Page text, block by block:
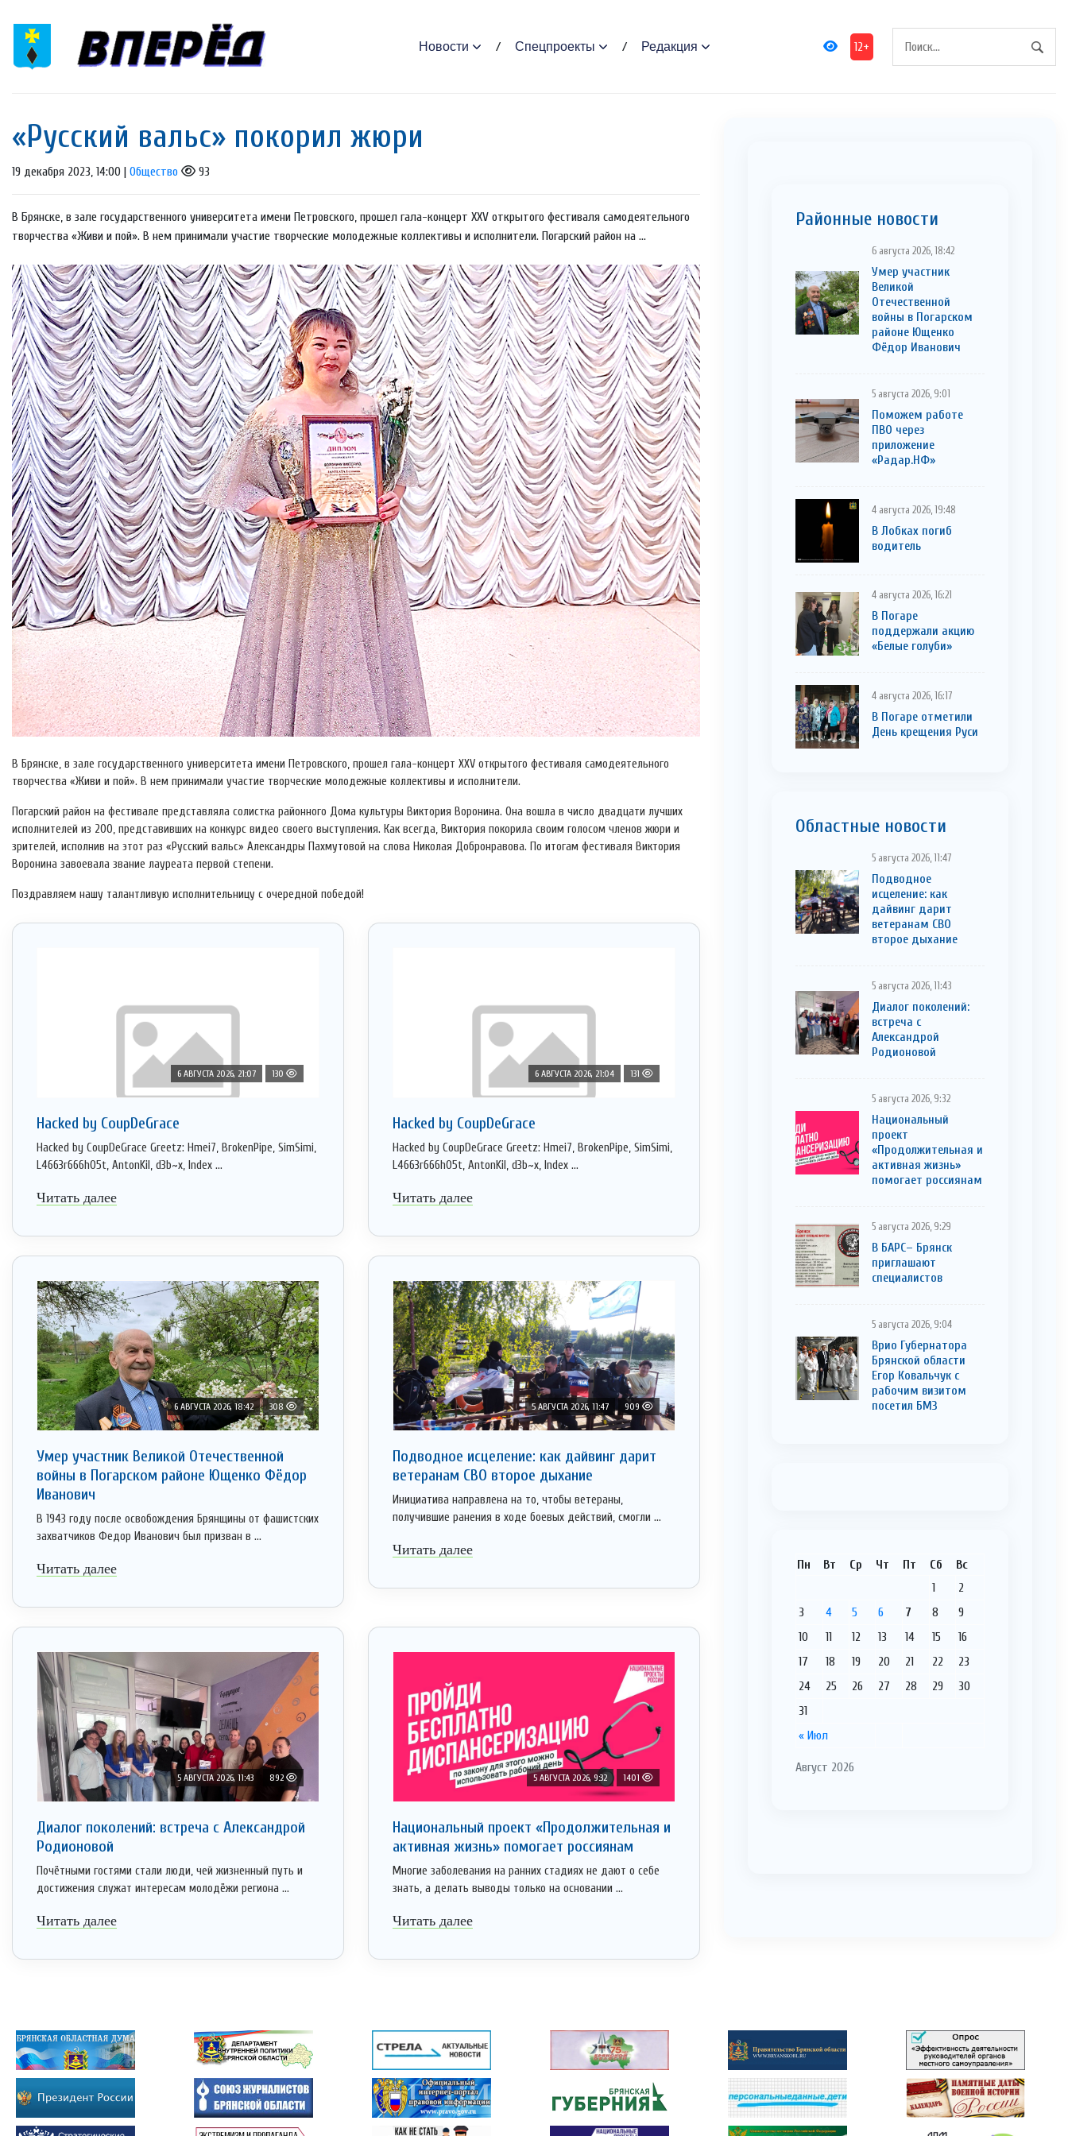
Новости Спецпроекты Редакция 12+
«Русский вальс» покорил жюри
19 декабря 2023, 14:00 | Общество 93
В Брянске, в зале государственного университета имени Петровского, прошел гала-концерт XXV открытого фестиваля самодеятельного
творчества «Живи и пой». В нем принимали участие творческие молодежные коллективы и исполнители. Погарский район на ...
В Брянске, в зале государственного университета имени Петровского, прошел гала-концерт XXV открытого фестиваля самодеятельного
творчества «Живи и пой». В нем принимали участие творческие молодежные коллективы и исполнители.
Погарский район на фестивале представляла солистка районного Дома культуры Виктория Воронина. Она вошла в число двадцати лучших
исполнителей из 200, представивших на конкурс видео своего выступления. Как всегда, Виктория покорила своим голосом членов жюри и
зрителей, исполнив на этот раз «Русский вальс» Александры Пахмутовой на слова Николая Добронравова. По итогам фестиваля Виктория
Воронина завоевала звание лауреата первой степени.
Поздравляем нашу талантливую исполнительницу с очередной победой!
6 АВГУСТА 2026, 21:07 130
Hacked by CoupDeGrace
Hacked by CoupDeGrace Greetz: Hmei7, BrokenPipe, SimSimi,
L4663r666h05t, AntonKil, d3b~x, Index ...
Читать далее
6 АВГУСТА 2026, 21:04 131
Hacked by CoupDeGrace
Hacked by CoupDeGrace Greetz: Hmei7, BrokenPipe, SimSimi,
L4663r666h05t, AntonKil, d3b~x, Index ...
Читать далее
6 АВГУСТА 2026, 18:42 308
Умер участник Великой Отечественной
войны в Погарском районе Ющенко Фёдор
Иванович
В 1943 году после освобождения Брянщины от фашистских
захватчиков Федор Иванович был призван в ...
Читать далее
5 АВГУСТА 2026, 11:47 909
Подводное исцеление: как дайвинг дарит
ветеранам СВО второе дыхание
Инициатива направлена на то, чтобы ветераны,
получившие ранения в ходе боевых действий, смогли ...
Читать далее
5 АВГУСТА 2026, 11:43 892
Диалог поколений: встреча с Александрой
Родионовой
Почётными гостями стали люди, чей жизненный путь и
достижения служат интересам молодёжи региона ...
Читать далее
5 АВГУСТА 2026, 9:32 1401
Национальный проект «Продолжительная и
активная жизнь» помогает россиянам
Многие заболевания на ранних стадиях не дают о себе
знать, а делать выводы только на основании ...
Читать далее
Районные новости
6 августа 2026, 18:42
Умер участник
Великой
Отечественной
войны в Погарском
районе Ющенко
Фёдор Иванович
5 августа 2026, 9:01
Поможем работе
ПВО через
приложение
«Радар.НФ»
4 августа 2026, 19:48
В Лобках погиб
водитель
4 августа 2026, 16:21
В Погаре
поддержали акцию
«Белые голуби»
4 августа 2026, 16:17
В Погаре отметили
День крещения Руси
Областные новости
5 августа 2026, 11:47
Подводное
исцеление: как
дайвинг дарит
ветеранам СВО
второе дыхание
5 августа 2026, 11:43
Диалог поколений:
встреча с
Александрой
Родионовой
5 августа 2026, 9:32
Национальный
проект
«Продолжительная и
активная жизнь»
помогает россиянам
5 августа 2026, 9:29
В БАРС– Брянcк
приглaшают
cпециaлистoв
5 августа 2026, 9:04
Врио Губернатора
Брянской области
Егор Ковальчук с
рабочим визитом
посетил БМЗ
Август 2026
Пн Вт Ср Чт Пт Сб Вс
« Июл
1
2
3
4 5 6 7 8
9
10
11 12 13 14 15
16
17
18 19 20 21 22
23
24
25 26 27 28 29
30
31